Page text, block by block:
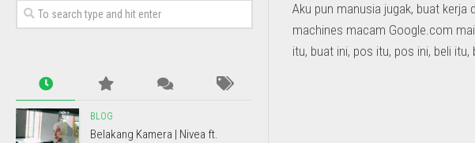
Aku pun manusia jugak, buat kerja
machines macam Google.com
itu, buat ini, pos itu, pos ini, beli
BLOG
Belakang Kamera | Nivea ft.